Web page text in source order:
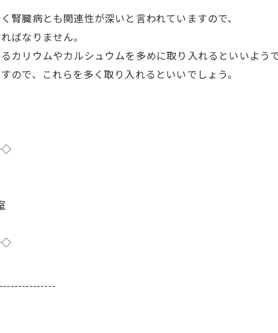
腎臓病とも関連性が深いと言われていますので、
ばなりません。
カリウムやカルシュウムを多めに取り入れるといいよう
ので、これらを多く取り入れるといいでしょう。